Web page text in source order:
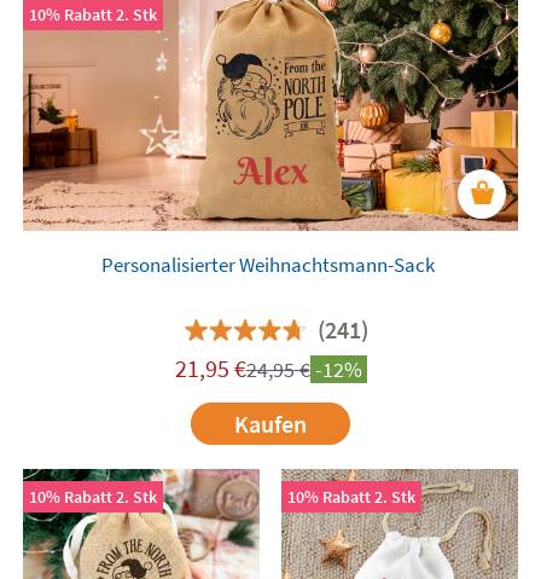
10% Rabatt 2. Stk
Personalisierter Weihnachtsmann-Sack
(241)
21,95 €24,95€-12%
Kaufen
10% Rabatt 2. Stk 10% Rabatt 2. Stk